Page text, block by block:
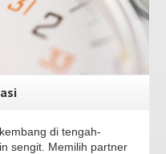
di tengah-
sengit. Memilih partner